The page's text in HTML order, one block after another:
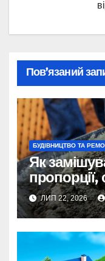
Пов’язаний
БУДІВНИЦТВО ТА
Як
пропорції,
міцного
ЛИП 22, 2026